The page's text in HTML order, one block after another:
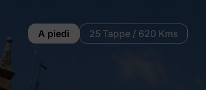
A piedi 25 Tappe / 620 Kms